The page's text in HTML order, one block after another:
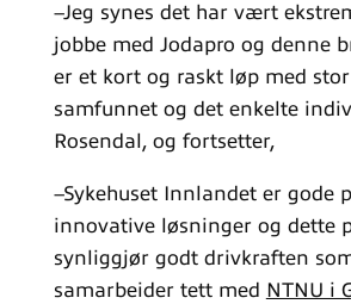
–Jeg synes det har vært
jobbe med Jodapro og denne
er et kort og raskt løp med
samfunnet og det enkelte
Rosendal, og fortsetter,
–Sykehuset Innlandet er gode
innovative løsninger og dette
synliggjør godt drivkraften
samarbeider tett med NTNU i